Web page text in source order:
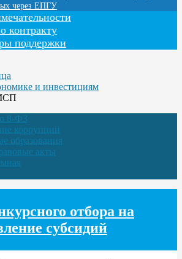
через ЕПГУ
контракту
поддержки
и инвестициям
8-ФЗ
коррупции
образования
акты
отбора на
субсидий